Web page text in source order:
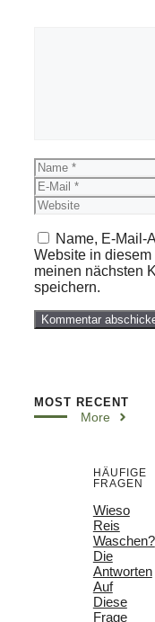
Name
E-
Mail
Website
Name, E-Mail-
Website in diesem
meinen nächsten
speichern.
MOST RECENT
More
HÄUFIGE
FRAGEN
Wieso
Reis
Waschen?
Die
Antworten
Auf
Diese
Frage